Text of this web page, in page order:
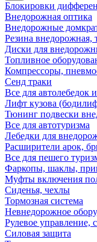
Блокировки
Внедорожная оптика
Внедорожные
Резина внедорожная,
Диски для
Топливное
Компрессоры,
Сенд траки
Все для автолебедок
Лифт кузова
Тюнинг подвески
Все для автотуризма
Лебедки для
Расширители арок,
Все для пешего
Фаркопы, шаклы,
Муфты включения
Сиденья, чехлы
Тормозная система
Невнедорожное
Рулевое управление,
Силовая защита